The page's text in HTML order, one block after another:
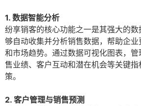
1. 数据智能分析
纷享销客的核心功能之一是其强大的
够自动收集并分析销售数据，帮助企
和市场趋势。通过数据可视化图表，
售业绩、客户互动和潜在机会等关键
策。
2. 客户管理与销售预测